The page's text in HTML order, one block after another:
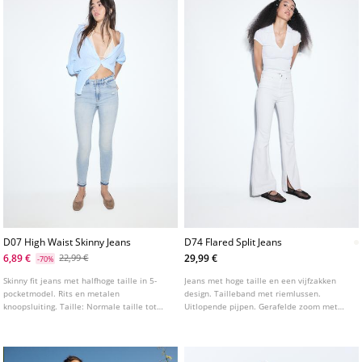
D07 High Waist Skinny Jeans
6,89 €
-70% 22,99 €
Skinny fit jeans met halfhoge taille in 5-
pocketmodel. Rits en metalen
knoopsluiting. Taille: Normale taille tot
D74 Flared Split Jeans
29,99 €
Jeans met hoge taille en een vijfzakken
design. Tailleband met riemlussen.
Uitlopende pijpen. Gerafelde zoom met